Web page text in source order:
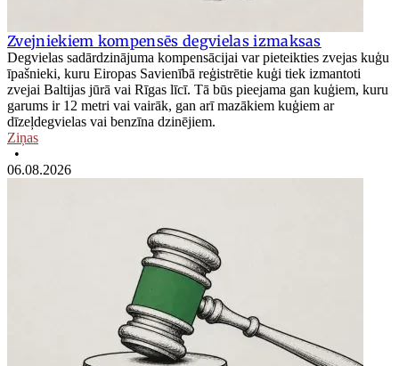
Zvejniekiem kompensēs degvielas izmaksas
Degvielas sadārdzinājuma kompensācijai var pieteikties zvejas kuģu
īpašnieki, kuru Eiropas Savienībā reģistrētie kuģi tiek izmantoti
zvejai Baltijas jūrā vai Rīgas līcī. Tā būs pieejama gan kuģiem, kuru
garums ir 12 metri vai vairāk, gan arī mazākiem kuģiem ar
dīzeļdegvielas vai benzīna dzinējiem.
Ziņas
•
06.08.2026